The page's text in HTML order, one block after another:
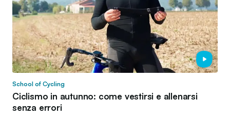
School of Cycling
Ciclismo in autunno: come vestirsi e allenarsi
senza errori